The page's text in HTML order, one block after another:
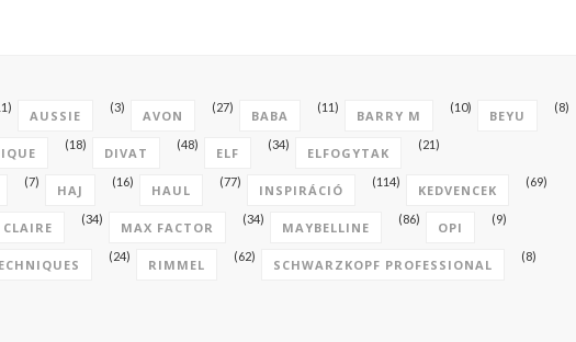
AUSSIE
(3)
AVON
(27)
BABA
(11)
BARRY M
(10)
BEYU
(8)
(18)
DIVAT
(48)
ELF
(34)
ELFOGYTAK
(21)
(7)
HAJ
(16)
HAUL
(77)
INSPIRÁCIÓ
(114)
KEDVENCEK
(69)
(34)
MAX FACTOR
(34)
MAYBELLINE
(86)
OPI
(9)
(24)
RIMMEL
(62)
SCHWARZKOPF PROFESSIONAL
(8)